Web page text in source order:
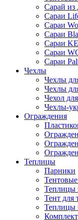
Сарай
Cараи
Cараи
Сараи
Сараи
Сараи
Сараи
Чехлы
Чехлы
Чехлы
Чехол
Чехлы-
Ограждения
Теплицы
Парники
Теплицы
Тент для
Теплицы